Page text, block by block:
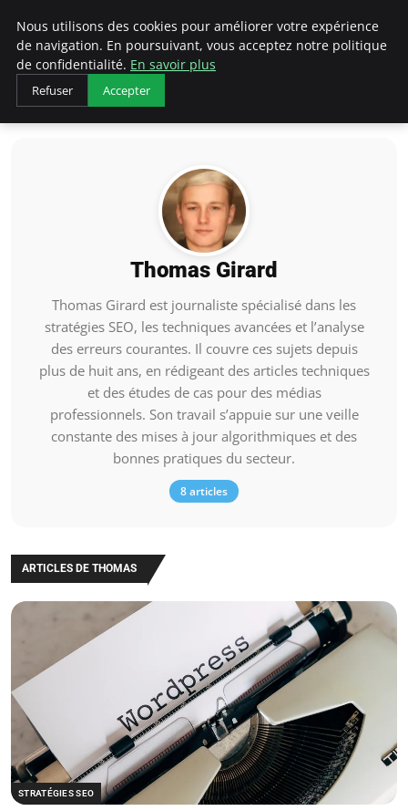
Squantin
Accueil Thomas Girard
Thomas Girard
Thomas Girard est journaliste spécialisé dans les
stratégies SEO, les techniques avancées et l’analyse
des erreurs courantes. Il couvre ces sujets depuis
plus de huit ans, en rédigeant des articles techniques
et des études de cas pour des médias
professionnels. Son travail s’appuie sur une veille
constante des mises à jour algorithmiques et des
bonnes pratiques du secteur.
8 articles
ARTICLES DE THOMAS
STRATÉGIES SEO
Nous utilisons des cookies pour améliorer votre expérience
de navigation. En poursuivant, vous acceptez notre politique
de confidentialité. En savoir plus
Refuser Accepter